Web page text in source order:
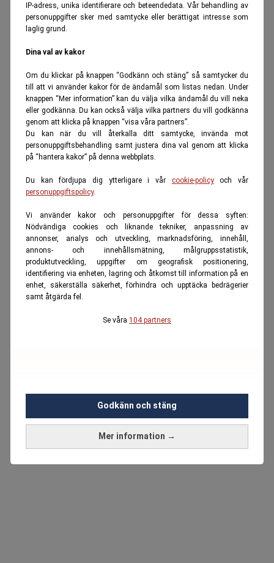
IP-adress, unika identifierare och beteendedata. Vår behandling av
personuppgifter sker med samtycke eller berättigat intresse som
laglig grund.
Dina val av kakor
Om du klickar på knappen “Godkänn och stäng” så samtycker du
till att vi använder kakor för de ändamål som listas nedan. Under
knappen “Mer information” kan du välja vilka ändamål du vill neka
eller godkänna. Du kan också välja vilka partners du vill godkänna
genom att klicka på knappen “visa våra partners”.
Du kan när du vill återkalla ditt samtycke, invända mot
personuppgiftsbehandling samt justera dina val genom att klicka
på “hantera kakor” på denna webbplats.
Du kan fördjupa dig ytterligare i vår cookie-policyoch vår
personuppgiftspolicy.
Vi använder kakor och personuppgifter för dessa syften:
Nödvändiga cookies och liknande tekniker, anpassning av
annonser, analys och utveckling, marknadsföring, innehåll,
annons- och innehållsmätning, målgruppsstatistik,
produktutveckling, uppgifter om geografisk positionering,
identifiering via enheten, lagring och åtkomst till information på en
enhet, säkerställa säkerhet, förhindra och upptäcka bedrägerier
samt åtgärda fel.
Se våra 104 partners
Mer information →
Godkänn och stäng